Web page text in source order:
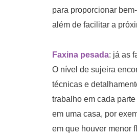
para proporcionar
além de facilitar a
Faxina pesada: já as
O nível de sujeira
técnicas e
trabalho em cada
em uma casa, por
em que houver menor